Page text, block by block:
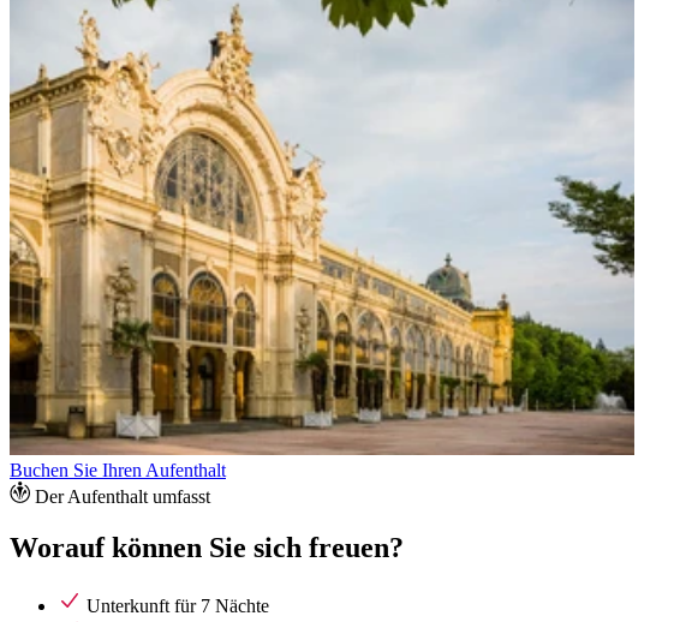
Buchen Sie Ihren Aufenthalt
Der Aufenthalt umfasst
Worauf können Sie sich freuen?
Unterkunft für 7 Nächte